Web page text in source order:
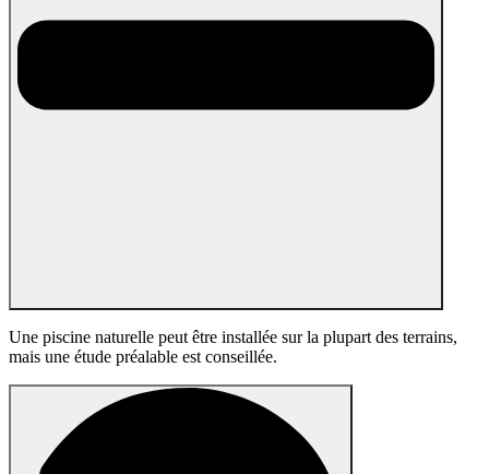
Une piscine naturelle peut être installée sur la plupart des terrains,
mais une étude préalable est conseillée.